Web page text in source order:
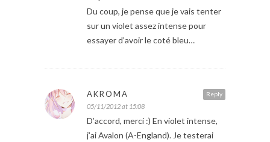
Du coup, je pense que je vais tenter
sur un violet assez intense pour
essayer d’avoir le coté bleu…
Reply
AKROMA
05/11/2012 at 15:08
D’accord, merci :) En violet intense,
j’ai Avalon (A-England). Je testerai